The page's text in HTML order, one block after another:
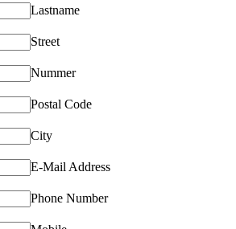
Lastname
Street
Nummer
Postal Code
City
E-Mail Address
Phone Number